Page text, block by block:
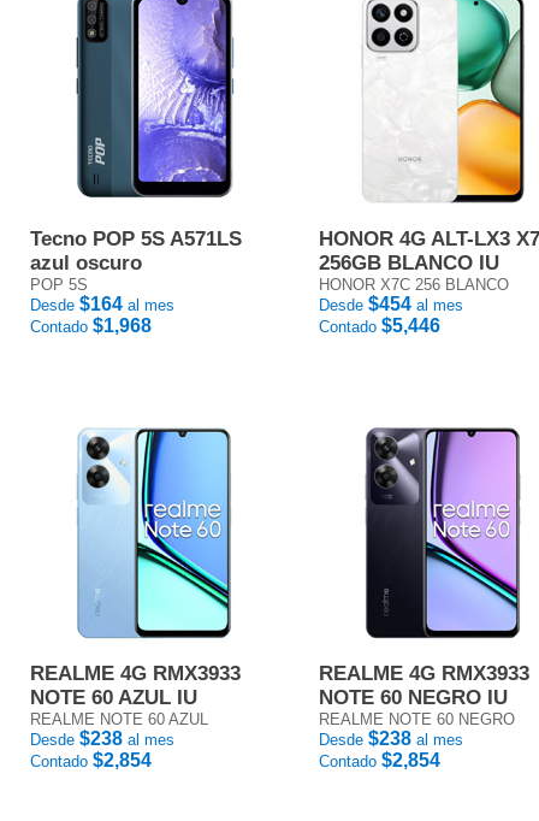
Tecno POP 5S A571LS
azul oscuro
POP 5S
Desde $164 al mes
Contado $1,968
HONOR 4G ALT-LX3
256GB BLANCO IU
HONOR X7C 256 BLANCO
Desde $454 al mes
Contado $5,446
REALME 4G RMX3933
NOTE 60 AZUL IU
REALME NOTE 60 AZUL
Desde $238 al mes
Contado $2,854
REALME 4G RMX3933
NOTE 60 NEGRO IU
REALME NOTE 60 NEGRO
Desde $238 al mes
Contado $2,854